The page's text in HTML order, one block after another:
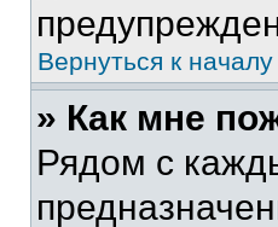
Вернуться к началу
» Как мне
Рядом с